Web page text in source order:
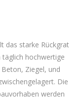
das starke Rückgrat
täglich hochwertige
Ziegel, und
Die
werden